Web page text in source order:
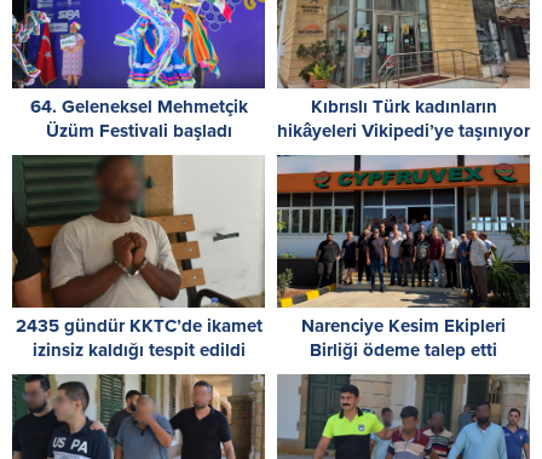
64. Geleneksel Mehmetçik
Üzüm Festivali başladı
Kıbrıslı Türk kadınların
hikâyeleri Vikipedi’ye taşınıyor
2435 gündür KKTC’de ikamet
izinsiz kaldığı tespit edildi
Narenciye Kesim Ekipleri
Birliği ödeme talep etti